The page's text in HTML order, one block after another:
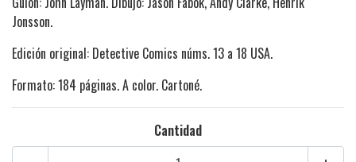
Jonsson.
Edición original: Detective Comics núms. 13 a 18 USA.
Formato: 184 páginas. A color. Cartoné.
Cantidad